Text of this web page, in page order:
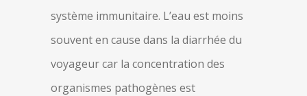
système immunitaire. L’eau est moins
souvent en cause dans la diarrhée du
voyageur car la concentration des
organismes pathogènes est